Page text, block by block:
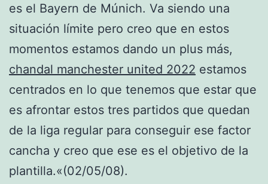
es el Bayern de Múnich. Va siendo una
situación límite pero creo que en estos
momentos estamos dando un plus más,
chandal manchester united 2022 estamos
centrados en lo que tenemos que estar que
es afrontar estos tres partidos que quedan
de la liga regular para conseguir ese factor
cancha y creo que ese es el objetivo de la
plantilla.«(02/05/08).